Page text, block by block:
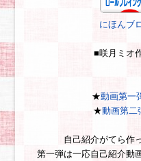
にほんブ
■咲月ミオ
★動画第一
★動画第
自己紹介がてら作
第一弾は一応自己紹介動